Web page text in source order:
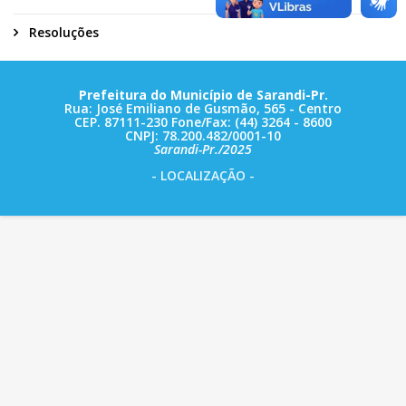
Resoluções
Prefeitura do Município de Sarandi-Pr.
Rua: José Emiliano de Gusmão, 565 - Centro
CEP. 87111-230 Fone/Fax: (44) 3264 - 8600
CNPJ: 78.200.482/0001-10
Sarandi-Pr./2025
- LOCALIZAÇÃO -